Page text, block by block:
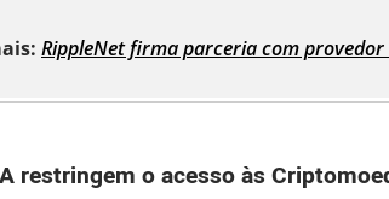
RippleNet firma parceria com provedor
restringem o acesso às